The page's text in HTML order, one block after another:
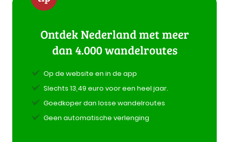
Ontdek Nederland met meer
dan 4.000 wandelroutes
Op de website en in de app
Slechts 13,49 euro voor een heel jaar.
Goedkoper dan losse wandelroutes
Geen automatische verlenging